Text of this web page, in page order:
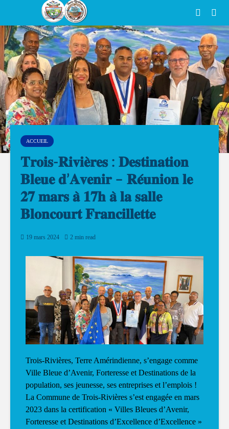
ACCUEIL
𝐓𝐫𝐨𝐢𝐬-𝐑𝐢𝐯𝐢𝐞̀𝐫𝐞𝐬 : 𝐃𝐞𝐬𝐭𝐢𝐧𝐚𝐭𝐢𝐨𝐧
𝐁𝐥𝐞𝐮𝐞 𝐝’𝐀𝐯𝐞𝐧𝐢𝐫 – 𝐑𝐞́𝐮𝐧𝐢𝐨𝐧 𝐥𝐞
𝟐𝟕 𝐦𝐚𝐫𝐬 𝐚̀ 𝟏𝟕𝐡 𝐚̀ 𝐥𝐚 𝐬𝐚𝐥𝐥𝐞
𝐁𝐥𝐨𝐧𝐜𝐨𝐮𝐫𝐭 𝐅𝐫𝐚𝐧𝐜𝐢𝐥𝐥𝐞𝐭𝐭𝐞
19 mars 2024 2 min read
Trois-Rivières, Terre Amérindienne, s’engage comme
Ville Bleue d’Avenir, Forteresse et Destinations de la
population, ses jeunesse, ses entreprises et l’emplois !
La Commune de Trois-Rivières s’est engagée en mars
2023 dans la certification « Villes Bleues d’Avenir,
Forteresse et Destinations d’Excellence d’Excellence »